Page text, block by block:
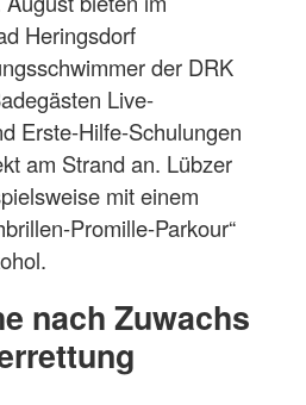
Heringsdorf
der DRK
Live-
Erste-Hilfe-Schulungen
am Strand an. Lübzer
mit einem
Promille-Parkour“
nach Zuwachs